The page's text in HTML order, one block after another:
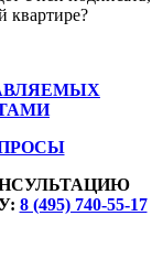
квартире?
8 (495) 740-55-17